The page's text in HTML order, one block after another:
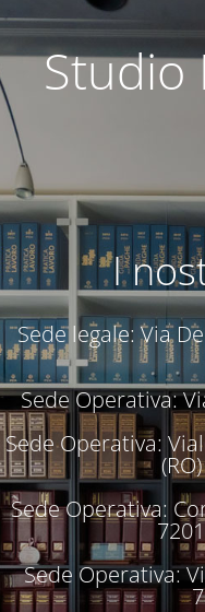
Studio
I
Sede legale: Via
Sede Operativa:
Sede Operativa:
Sede Operativa:
Sede Operativa: